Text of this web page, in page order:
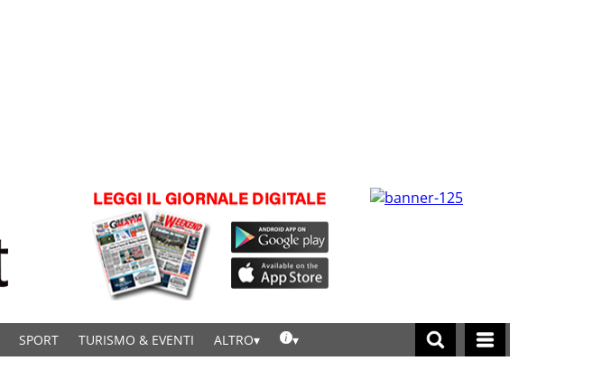
SPORT TURISMO & EVENTI ALTRO